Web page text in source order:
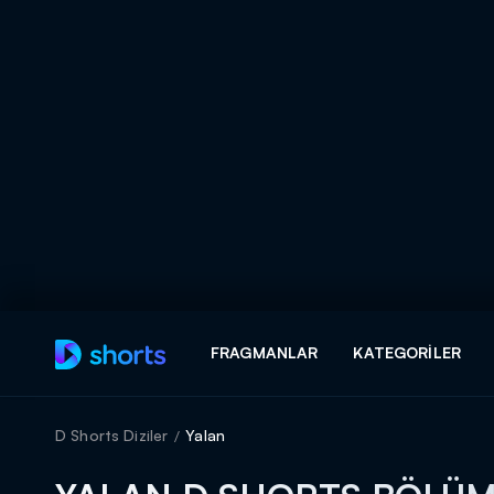
FRAGMANLAR KATEGORILER
D Shorts Diziler Yalan